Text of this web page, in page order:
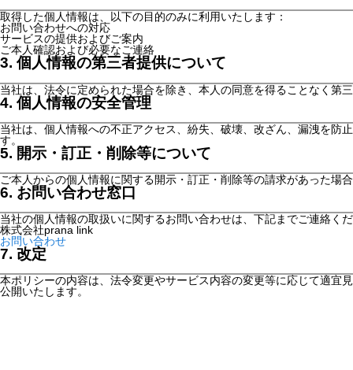
取得した個人情報は、以下の目的のみに利用いたします：
お問い合わせへの対応
サービスの提供およびご案内
ご本人確認および必要なご連絡
3. 個人情報の第三者提供について
当社は、法令に定められた場合を除き、本人の同意を得ることなく第
4. 個人情報の安全管理
当社は、個人情報への不正アクセス、紛失、破壊、改ざん、漏洩を防
す。
5. 開示・訂正・削除等について
ご本人からの個人情報に関する開示・訂正・削除等の請求があった場
6. お問い合わせ窓口
当社の個人情報の取扱いに関するお問い合わせは、下記までご連絡く
株式会社prana link
お問い合わせ
7. 改定
本ポリシーの内容は、法令変更やサービス内容の変更等に応じて適宜
公開いたします。